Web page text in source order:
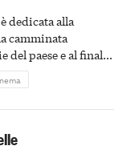
dedicata alla
camminata
del paese e al finale